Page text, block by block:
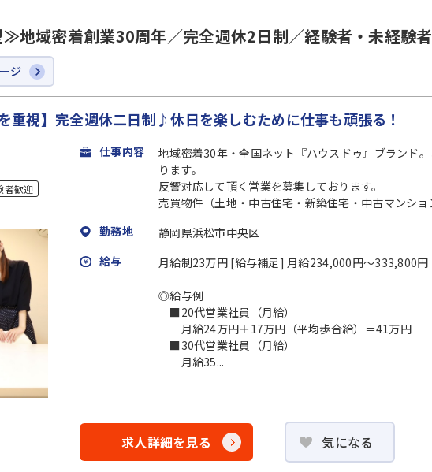
域密着創業30周年／完全週休2日制／経験者・未経験者
ジ
重視】完全週休二日制♪休日を楽しむために仕事も頑張る！
者歓迎
仕事内容
地域密着30年・全国ネット『ハウスドゥ』ブランド
ります。
反響対応して頂く営業を募集しております。
売買物件（土地・中古住宅・新築住宅・中古マンショ
勤務地
静岡県浜松市中央区
給与
月給制23万円 [給与補足] 月給234,000円～333,800円
◎給与例
■20代営業社員（月給）
月給24万円＋17万円（平均歩合給）＝41万円
■30代営業社員（月給）
月給35...
求人詳細を見る 気になる